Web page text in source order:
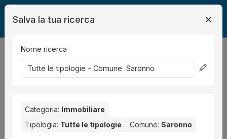
Legalmente Immobili
risultati Ordina per
Salva la tua ricerca
Nome ricerca
Categoria: Immobiliare
Tipologia: Tutte le tipologie Comune: Saronno